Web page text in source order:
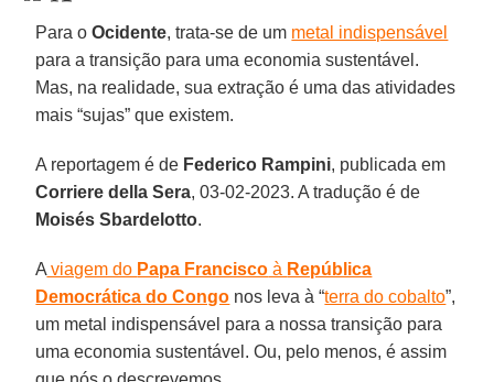
Para oOcidente, trata-se de um metal indispensável
para a transição para uma economia sustentável.
Mas, na realidade, sua extração é uma das atividades
mais “sujas” que existem.
A reportagem é de Federico Rampini, publicada em
Corriere della Sera, 03-02-2023. A tradução é de
Moisés Sbardelotto.
A viagem do Papa Francisco à República
Democrática do Congo nos leva à “terra do cobalto”,
um metal indispensável para a nossa transição para
uma economia sustentável. Ou, pelo menos, é assim